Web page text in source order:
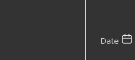
Date